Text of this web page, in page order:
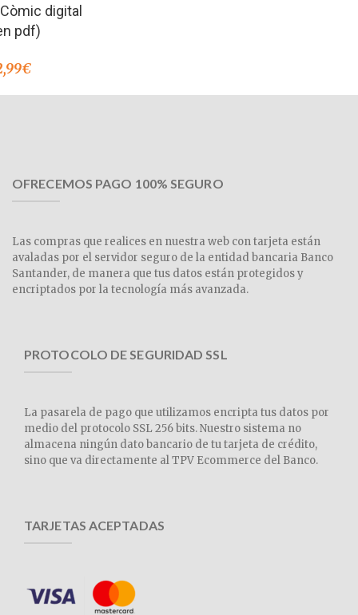
digital
pdf)
€
OFRECEMOS PAGO 100% SEGURO
Las compras que realices en nuestra web con tarjeta están
avaladas por el servidor seguro de la entidad bancaria Banco
Santander, de manera que tus datos están protegidos y
encriptados por la tecnología más avanzada.
PROTOCOLO DE SEGURIDAD SSL
La pasarela de pago que utilizamos encripta tus datos por
medio del protocolo SSL 256 bits. Nuestro sistema no
almacena ningún dato bancario de tu tarjeta de crédito,
sino que va directamente al TPV Ecommerce del Banco.
TARJETAS ACEPTADAS